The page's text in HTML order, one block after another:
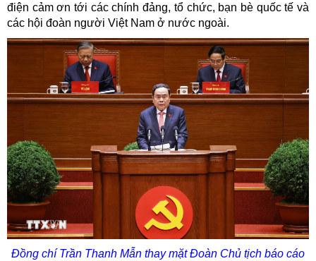
điện cảm ơn tới các chính đảng, tổ chức, bạn bè quốc tế và
các hội đoàn người Việt Nam ở nước ngoài.
Đồng chí Trần Thanh Mẫn thay mặt Đoàn Chủ tịch báo cáo